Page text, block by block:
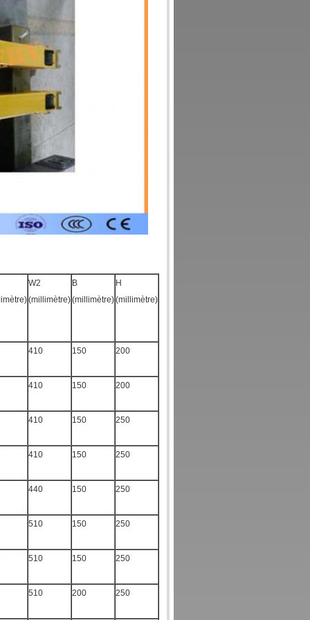
W2
(millimètre)
B
(millimètre)
H
(millimètre)
410 150 200
410 150 200
410 150 250
410 150 250
440 150 250
510 150 250
510 150 250
510 200 250